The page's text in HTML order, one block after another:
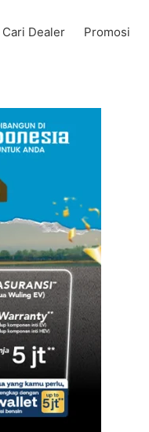
Cari Dealer Promosi